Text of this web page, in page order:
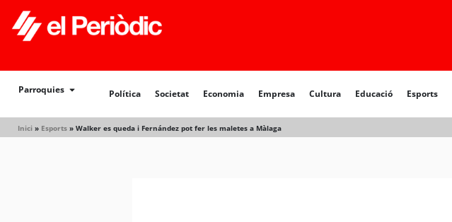
Parroquies Política Societat Economia Empresa Cultura Educació Esports
Inici » Esports » Walker es queda i Fernández pot fer les maletes a Màlaga
Política Societat